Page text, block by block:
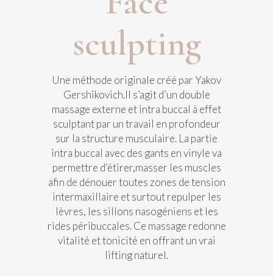
sculpting
Une méthode originale créé par Yakov
Gershikovich.Il s’agit d’un double
massage externe et intra buccal à effet
sculptant par un travail en profondeur
sur la structure musculaire. La partie
intra buccal avec des gants en vinyle va
permettre d’étirer,masser les muscles
afin de dénouer toutes zones de tension
intermaxillaire et surtout repulper les
lèvres, les sillons nasogéniens et les
rides péribuccales. Ce massage redonne
vitalité et tonicité en offrant un vrai
lifting naturel.